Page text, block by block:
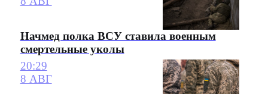
Начмед полка ВСУ ставила военным
смертельные уколы
20:29
8 АВГ